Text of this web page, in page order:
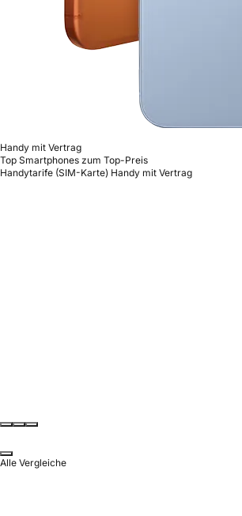
Handy mit Vertrag
Top Smartphones zum Top-Preis
Handytarife (SIM-Karte) Handy mit Vertrag
Alle Vergleiche